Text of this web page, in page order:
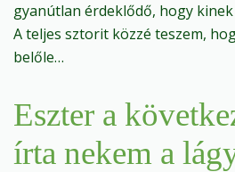
gyanútlan érdeklődő, hogy
A teljes sztorit közzé teszem,
belőle…
Eszter a
írta nekem a